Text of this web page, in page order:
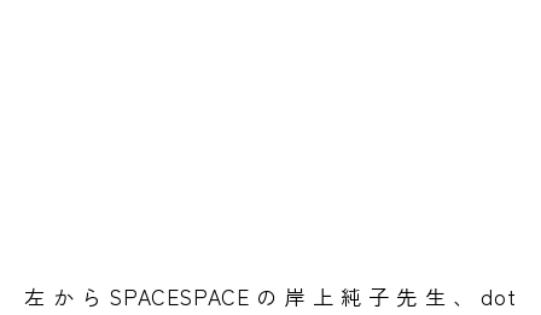
左からSPACESPACEの岸上純子先生、dot